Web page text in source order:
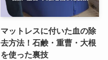
マットレスに付いた血の除
去方法！石鹸・重曹・大根
を使った裏技